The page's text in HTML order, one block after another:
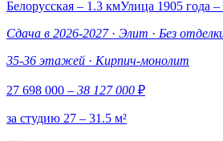
Белорусская – 1.3 кмУлица 1905 года
Сдача в 2026-2027 · Элит · Без
35-36 этажей · Кирпич-монолит
27 698 000 – 38 127 000 ₽
за студию 27 – 31.5 м²